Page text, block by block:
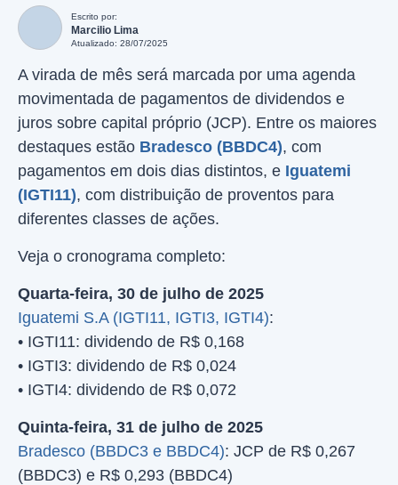
Escrito por:
Marcilio Lima
Atualizado: 28/07/2025
A virada de mês será marcada por uma agenda
movimentada de pagamentos de dividendos e
juros sobre capital próprio (JCP). Entre os maiores
destaques estão Bradesco (BBDC4), com
pagamentos em dois dias distintos, e Iguatemi
(IGTI11), com distribuição de proventos para
diferentes classes de ações.
Veja o cronograma completo:
Quarta-feira, 30 de julho de 2025
Iguatemi S.A (IGTI11, IGTI3, IGTI4):
• IGTI11: dividendo de R$ 0,168
• IGTI3: dividendo de R$ 0,024
• IGTI4: dividendo de R$ 0,072
Quinta-feira, 31 de julho de 2025
Bradesco (BBDC3 e BBDC4): JCP de R$ 0,267
(BBDC3) e R$ 0,293 (BBDC4)